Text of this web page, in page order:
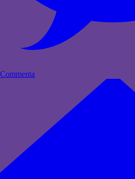
Commenta